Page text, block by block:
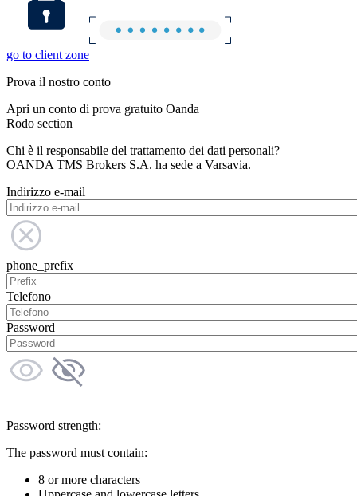
go to client zone
Prova il nostro conto
Apri un conto di prova gratuito Oanda
Rodo section
Chi è il responsabile del trattamento dei dati personali?
OANDA TMS Brokers S.A. ha sede a Varsavia.
Indirizzo e-mail
phone_prefix
Telefono
Password
Password strength:
The password must contain:
8 or more characters